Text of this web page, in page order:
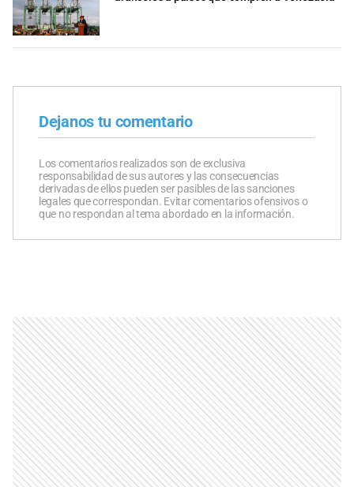
Dejanos tu comentario
Los comentarios realizados son de exclusiva
responsabilidad de sus autores y las consecuencias
derivadas de ellos pueden ser pasibles de las sanciones
legales que correspondan. Evitar comentarios ofensivos o
que no respondan al tema abordado en la información.